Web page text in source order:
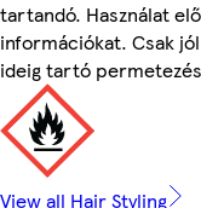
tartandó. Használat
információkat. Csak
ideig tartó
View all Hair Styling